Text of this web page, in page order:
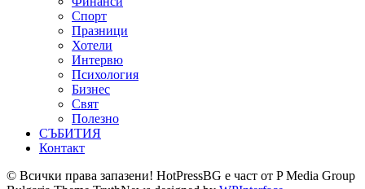
Спорт
Празници
Хотели
Интервю
Психология
Бизнес
Свят
Полезно
СЪБИТИЯ
Контакт
© Всички права запазени! HotPressBG е част от P Media Group